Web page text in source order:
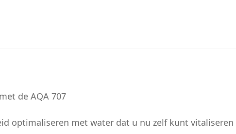
de AQA 707
optimaliseren met water dat u nu zelf kunt vitaliseren